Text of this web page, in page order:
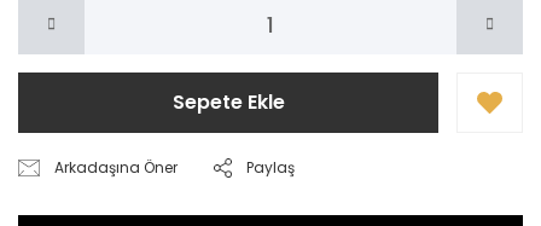
Sepete Ekle
Arkadaşına Öner Paylaş